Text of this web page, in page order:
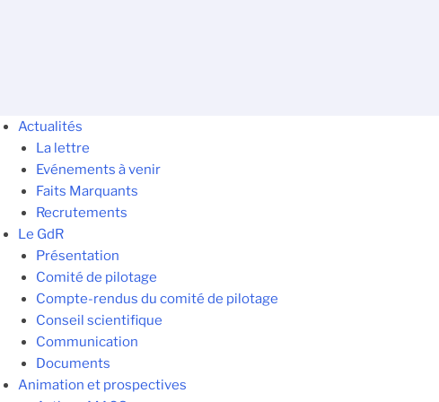
Actualités
La lettre
Evénements à venir
Faits Marquants
Recrutements
Le GdR
Présentation
Comité de pilotage
Compte-rendus du comité de pilotage
Conseil scientifique
Communication
Documents
Animation et prospectives